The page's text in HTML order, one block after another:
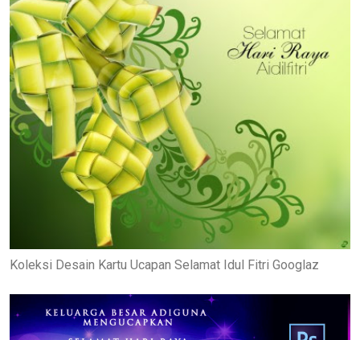
Koleksi Desain Kartu Ucapan Selamat Idul Fitri Googlaz